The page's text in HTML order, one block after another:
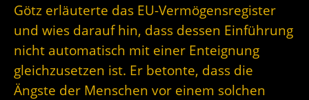
Götz erläuterte das EU-Vermögensregister
und wies darauf hin, dass dessen Einführung
nicht automatisch mit einer Enteignung
gleichzusetzen ist. Er betonte, dass die
Ängste der Menschen vor einem solchen